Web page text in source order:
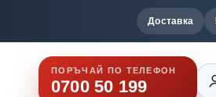
Доставка
ПОРЪЧАЙ ПО ТЕЛЕФОН
0700 50 199